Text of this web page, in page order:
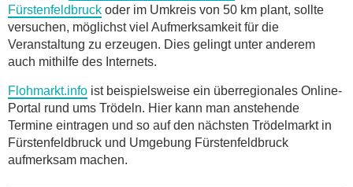
Fürstenfeldbruck oder im Umkreis von 50 km plant, sollte
versuchen, möglichst viel Aufmerksamkeit für die
Veranstaltung zu erzeugen. Dies gelingt unter anderem
auch mithilfe des Internets.
Flohmarkt.info ist beispielsweise ein überregionales Online-
Portal rund ums Trödeln. Hier kann man anstehende
Termine eintragen und so auf den nächsten Trödelmarkt in
Fürstenfeldbruck und Umgebung Fürstenfeldbruck
aufmerksam machen.